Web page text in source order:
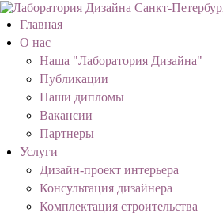
Главная
О нас
Наша "Лаборатория Дизайна"
Публикации
Наши дипломы
Вакансии
Партнеры
Услуги
Дизайн-проект интерьера
Консультация дизайнера
Комплектация строительства